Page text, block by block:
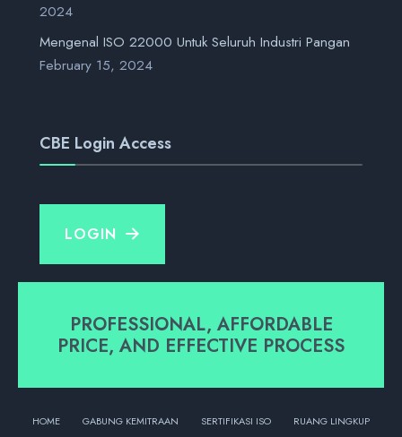
2024
Mengenal ISO 22000 Untuk Seluruh Industri Pangan
February 15, 2024
CBE Login Access
LOGIN
PROFESSIONAL, AFFORDABLE
PRICE, AND EFFECTIVE PROCESS
HOME GABUNG KEMITRAAN SERTIFIKASI ISO RUANG LINGKUP